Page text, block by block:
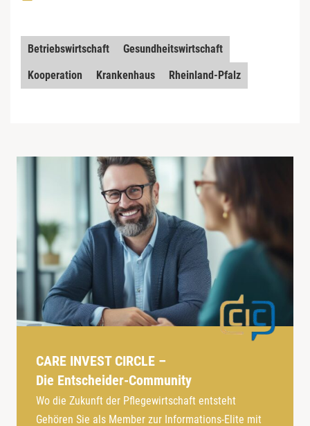
Betriebswirtschaft
Gesundheitswirtschaft
Kooperation
Krankenhaus Rheinland-Pfalz
CARE INVEST CIRCLE –
Die Entscheider-Community
Wo die Zukunft der Pflegewirtschaft entsteht
Gehören Sie als Member zur Informations-Elite mit